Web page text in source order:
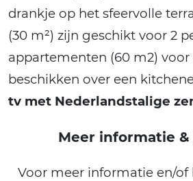
drankje op het sfeervolle
(30 m²) zijn geschikt voor 2
appartementen (60 m2) voor
beschikken over een
tv met Nederlandstalige
Meer informatie
Voor meer informatie en/of